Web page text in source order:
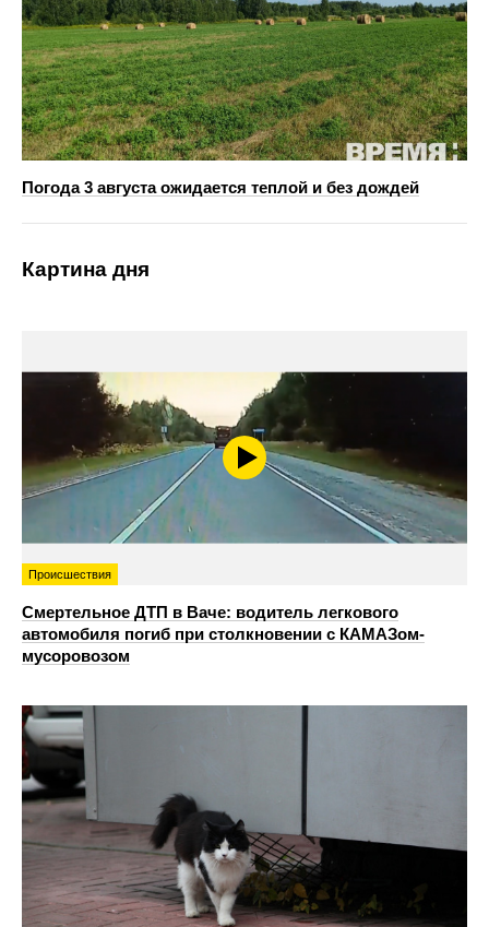
Погода 3 августа ожидается теплой и без дождей
Картина дня
Происшествия
Смертельное ДТП в Ваче: водитель легкового
автомобиля погиб при столкновении с КАМАЗом-
мусоровозом